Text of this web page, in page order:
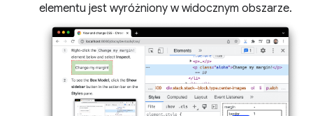
elementu jest wyróżniony w widocznym obszarze.